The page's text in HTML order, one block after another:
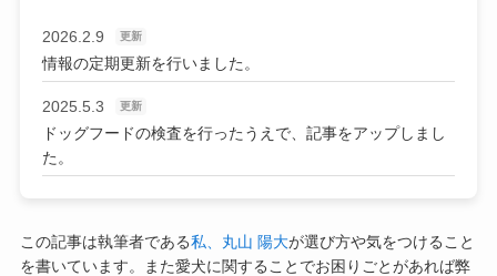
2026.2.9 更新
情報の定期更新を行いました。
2025.5.3 更新
ドッグフードの検査を行ったうえで、記事をアップしまし
た。
この記事は執筆者である私、丸山 陽大が選び方や気をつけること
を書いています。また愛犬に関することでお困りごとがあれば弊